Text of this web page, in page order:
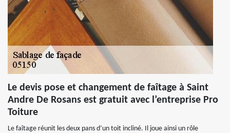
Le devis pose et changement de faîtage à Saint
Andre De Rosans est gratuit avec l’entreprise Pro
Toiture
Le faîtage réunit les deux pans d’un toit incliné. Il joue ainsi un rôle